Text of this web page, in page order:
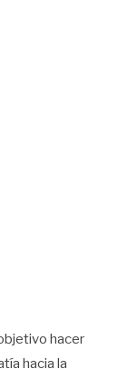
hacer
hacia la